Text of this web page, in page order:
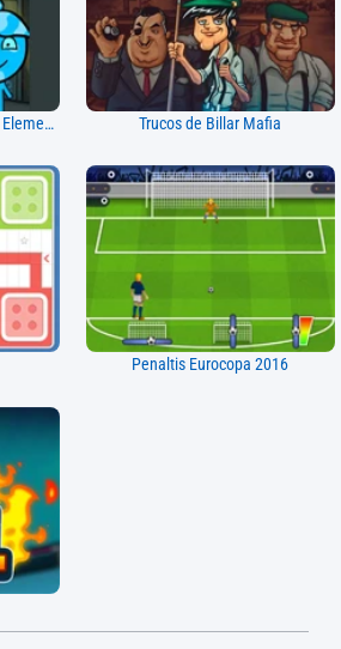
Chico Fuego y Chica Agua 5: Elementos Trucos de Billar Mafia
Penaltis Eurocopa 2016